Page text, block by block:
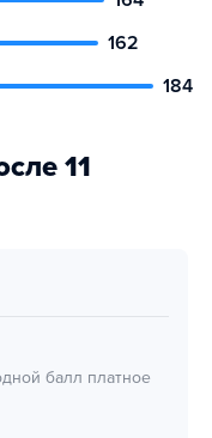
162
184
11
балл платное